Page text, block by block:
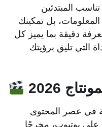
المبتدئين
بل تمكينك
دقيقة بما يميز كل
التي تليق برؤيتك
2026
في عصر المحتوى
يوتيوب، مخرجًا